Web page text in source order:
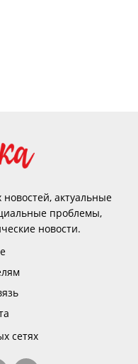
актуальные
проблемы,
новости.
сетях